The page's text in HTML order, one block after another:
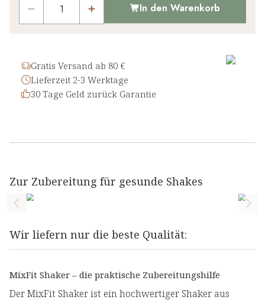
In den Warenkorb
Gratis Versand ab 80 €
Lieferzeit 2-3 Werktage
30 Tage Geld zurück Garantie
Zur Zubereitung für gesunde Shakes
Previous slide
Wir liefern nur die beste Qualität:
MixFit Shaker – die praktische Zubereitungshilfe
Der MixFit Shaker ist ein hochwertiger Shaker aus